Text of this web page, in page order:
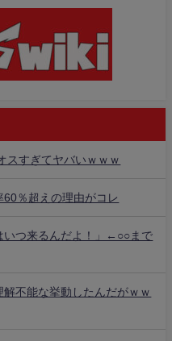
スすぎてヤバいｗｗｗ
60％超えの理由がコレ
いつ来るんだよ！」←○○まで
解不能な挙動したんだがｗｗ